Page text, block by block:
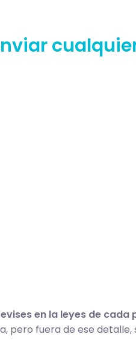
en la leyes de cada
pero fuera de ese detalle,